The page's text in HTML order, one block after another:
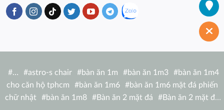
#… #astro-s chair #bàn ăn 1m #bàn ăn 1m3 #bàn ăn 1m4
cho căn hộ tphcm
#bàn ăn 1m6 #bàn ăn 1m6 mặt đá phiến
chữ nhật
#bàn ăn 1m8 #Bàn ăn 2 mặt đá #Bàn ăn 2 mặt đá